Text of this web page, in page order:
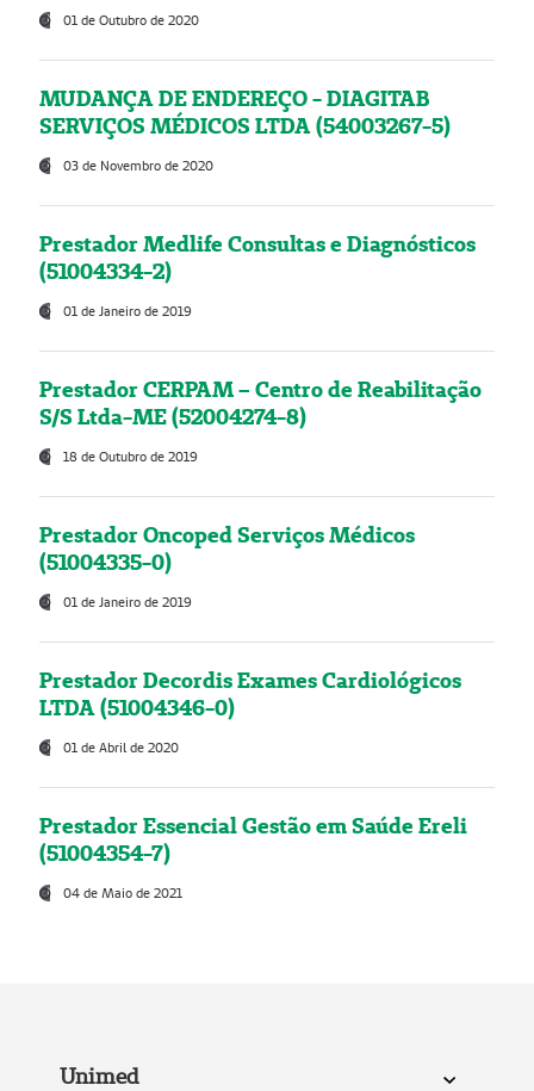
01 de Outubro de 2020
MUDANÇA DE ENDEREÇO - DIAGITAB
SERVIÇOS MÉDICOS LTDA (54003267-5)
03 de Novembro de 2020
Prestador Medlife Consultas e Diagnósticos
(51004334-2)
01 de Janeiro de 2019
Prestador CERPAM – Centro de Reabilitação
S/S Ltda-ME (52004274-8)
18 de Outubro de 2019
Prestador Oncoped Serviços Médicos
(51004335-0)
01 de Janeiro de 2019
Prestador Decordis Exames Cardiológicos
LTDA (51004346-0)
01 de Abril de 2020
Prestador Essencial Gestão em Saúde Ereli
(51004354-7)
04 de Maio de 2021
Unimed